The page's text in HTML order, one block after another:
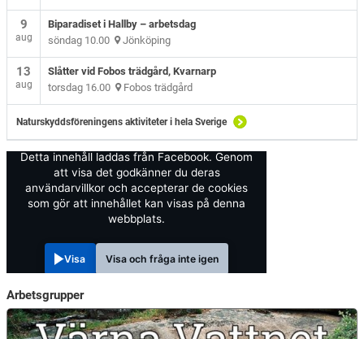
9
aug
Biparadiset i Hallby – arbetsdag
söndag 10.00 Jönköping
13
aug
Slåtter vid Fobos trädgård, Kvarnarp
torsdag 16.00 Fobos trädgård
Naturskyddsföreningens aktiviteter i hela Sverige
Detta innehåll laddas från Facebook. Genom
att visa det godkänner du deras
användarvillkor och accepterar de cookies
som gör att innehållet kan visas på denna
webbplats.
Visa Visa och fråga inte igen
Arbetsgrupper